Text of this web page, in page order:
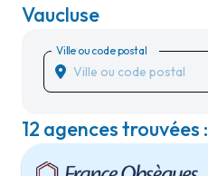
Vaucluse
Ville ou code postal
12 agences trouvées :